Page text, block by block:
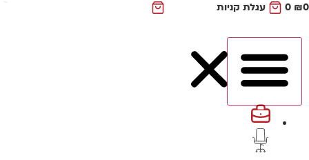
₪
0 עגלת קניות